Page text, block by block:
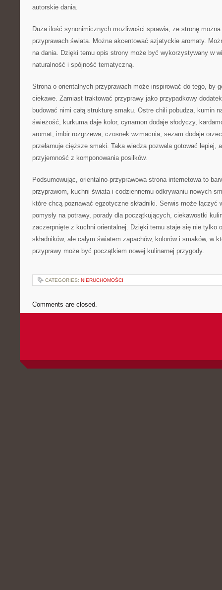
autorskie dania.
Duża ilość synonimicznych możliwości sprawia, że stronę
przyprawach świata. Można akcentować azjatyckie aromaty.
na dania. Dzięki temu opis strony może być wykorzystywany w
naturalność i spójność tematyczną.
Strona o orientalnych przyprawach może inspirować do tego, by
ciekawe. Zamiast traktować przyprawy jako przypadkowy
budować nimi całą strukturę smaku. Ostre chili pobudza, kumin
świeżość, kurkuma daje kolor, cynamon dodaje słodyczy,
aromat, imbir rozgrzewa, czosnek wzmacnia, sezam dodaje
przełamuje cięższe smaki. Taka wiedza pozwala gotować lepiej,
przyjemność z komponowania posiłków.
Podsumowując, orientalno-przyprawowa strona internetowa to
przyprawom, kuchni świata i codziennemu odkrywaniu nowych
które chcą poznawać egzotyczne składniki. Serwis może łączyć
pomysły na potrawy, porady dla początkujących, ciekawostki
zaczerpnięte z kuchni orientalnej. Dzięki temu staje się nie tylko
składników, ale całym światem zapachów, kolorów i smaków, w
przyprawy może być początkiem nowej kulinarnej przygody.
CATEGORIES: NIERUCHOMOŚCI
Comments are closed.